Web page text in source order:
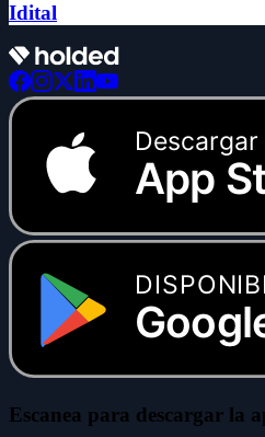
Idital
Descargar
App
Escanea para descargar la